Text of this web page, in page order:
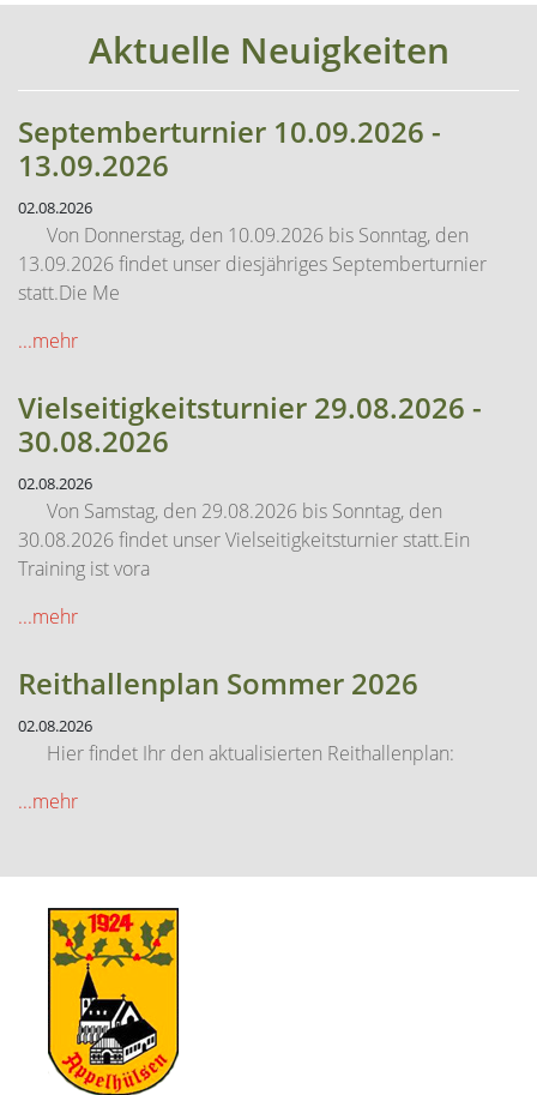
Aktuelle Neuigkeiten
Septemberturnier 10.09.2026 -
13.09.2026
02.08.2026
Von Donnerstag, den 10.09.2026 bis Sonntag, den
13.09.2026 findet unser diesjähriges Septemberturnier
statt.Die Me
...mehr
Vielseitigkeitsturnier 29.08.2026 -
30.08.2026
02.08.2026
Von Samstag, den 29.08.2026 bis Sonntag, den
30.08.2026 findet unser Vielseitigkeitsturnier statt.Ein
Training ist vora
...mehr
Reithallenplan Sommer 2026
02.08.2026
Hier findet Ihr den aktualisierten Reithallenplan:
...mehr